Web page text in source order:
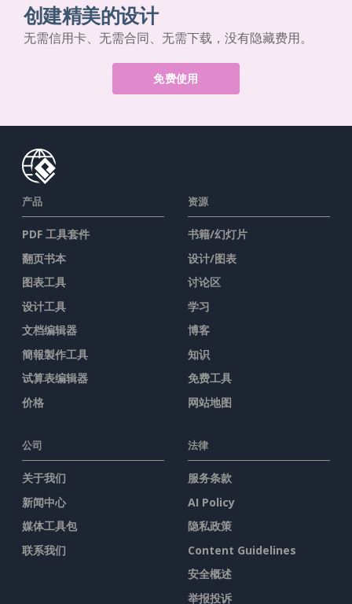
创建精美的设计
无需信用卡、无需合同、无需下载，没有隐藏费用。
免费使用
产品
PDF 工具套件
翻页书本
图表工具
设计工具
文档编辑器
簡報製作工具
试算表编辑器
价格
资源
书籍/幻灯片
设计/图表
讨论区
学习
博客
知识
免费工具
网站地图
公司
关于我们
新闻中心
媒体工具包
联系我们
法律
服务条款
AI Policy
隐私政策
Content Guidelines
安全概述
举报投诉